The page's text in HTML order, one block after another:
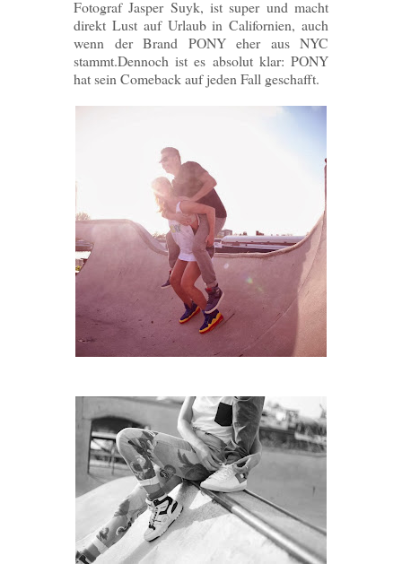
Fotograf Jasper Suyk, ist super und macht
direkt Lust auf Urlaub in Californien, auch
wenn der Brand PONY eher aus NYC
stammt.Dennoch ist es absolut klar: PONY
hat sein Comeback auf jeden Fall geschafft.